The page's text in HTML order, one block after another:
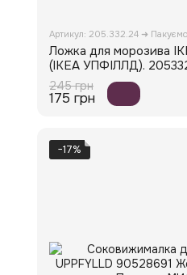
Артикул: 205.332.24 ➜
Ложка для морозива
(ІКЕА УПФІЛЛД).
245 грн
175 грн
−17%